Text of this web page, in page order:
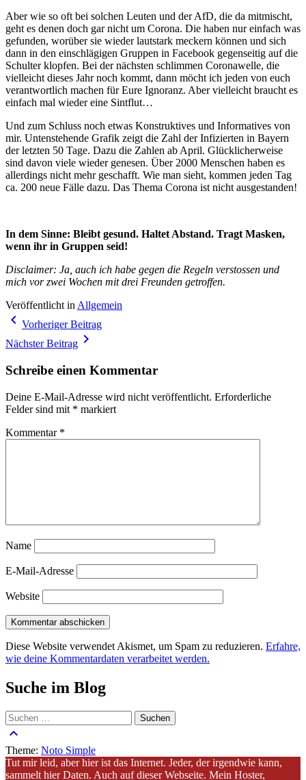
Aber wie so oft bei solchen Leuten und der AfD, die da mitmischt,
geht es denen doch gar nicht um Corona. Die haben nur einfach was
gefunden, worüber sie wieder lautstark meckern können und sich
dann in den einschlägigen Gruppen in Facebook gegenseitig auf die
Schulter klopfen. Bei der nächsten schlimmen Coronawelle, die
vielleicht dieses Jahr noch kommt, dann möcht ich jeden von euch
verantwortlich machen für Eure Ignoranz. Aber vielleicht braucht es
einfach mal wieder eine Sintflut…
Und zum Schluss noch etwas Konstruktives und Informatives von
mir. Untenstehende Grafik zeigt die Zahl der Infizierten in Bayern
der letzten 50 Tage. Dazu die Zahlen ab April. Glücklicherweise
sind davon viele wieder genesen. Über 2000 Menschen haben es
allerdings nicht mehr geschafft. Wie man sieht, kommen jeden Tag
ca. 200 neue Fälle dazu. Das Thema Corona ist nicht ausgestanden!
In dem Sinne: Bleibt gesund. Haltet Abstand. Tragt Masken,
wenn ihr in Gruppen seid!
Disclaimer: Ja, auch ich habe gegen die Regeln verstossen und
mich vor zwei Wochen mit drei Freunden getroffen.
Veröffentlicht in Allgemein
Beitragsnavigation
navigate_before Vorheriger Beitrag
Nächster Beitrag navigate_next
Schreibe einen Kommentar
Deine E-Mail-Adresse wird nicht veröffentlicht. Erforderliche
Felder sind mit * markiert
Kommentar *
Name
E-Mail-Adresse
Website
Diese Website verwendet Akismet, um Spam zu reduzieren. Erfahre,
wie deine Kommentardaten verarbeitet werden.
Suche im Blog
Suchen
nach:
keyboard_arrow_up
Theme: Noto Simple
Tut mir leid, aber hier ist das Internet. Jeder, der irgendwie kann,
sammelt hier Daten. Auch auf dieser Webseite. Mein Hoster,